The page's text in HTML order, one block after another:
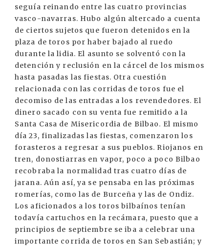
seguía reinando entre las cuatro provincias
vasco-navarras. Hubo algún altercado a cuenta
de ciertos sujetos que fueron detenidos en la
plaza de toros por haber bajado al ruedo
durante la lidia. El asunto se solventó con la
detención y reclusión en la cárcel de los mismos
hasta pasadas las fiestas. Otra cuestión
relacionada con las corridas de toros fue el
decomiso de las entradas a los revendedores. El
dinero sacado con su venta fue remitido a la
Santa Casa de Misericordia de Bilbao. El mismo
día 23, finalizadas las fiestas, comenzaron los
forasteros a regresar a sus pueblos. Riojanos en
tren, donostiarras en vapor, poco a poco Bilbao
recobraba la normalidad tras cuatro días de
jarana. Aún así, ya se pensaba en las próximas
romerías, como las de Burceña y las de Ondiz.
Los aficionados a los toros bilbaínos tenían
todavía cartuchos en la recámara, puesto que a
principios de septiembre se iba a celebrar una
importante corrida de toros en San Sebastián; y